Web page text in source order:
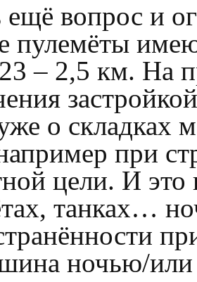
ещё вопрос и
пулемёты
– 2,5 км. На
о складках
при
цели. И
танках…
ночью/или